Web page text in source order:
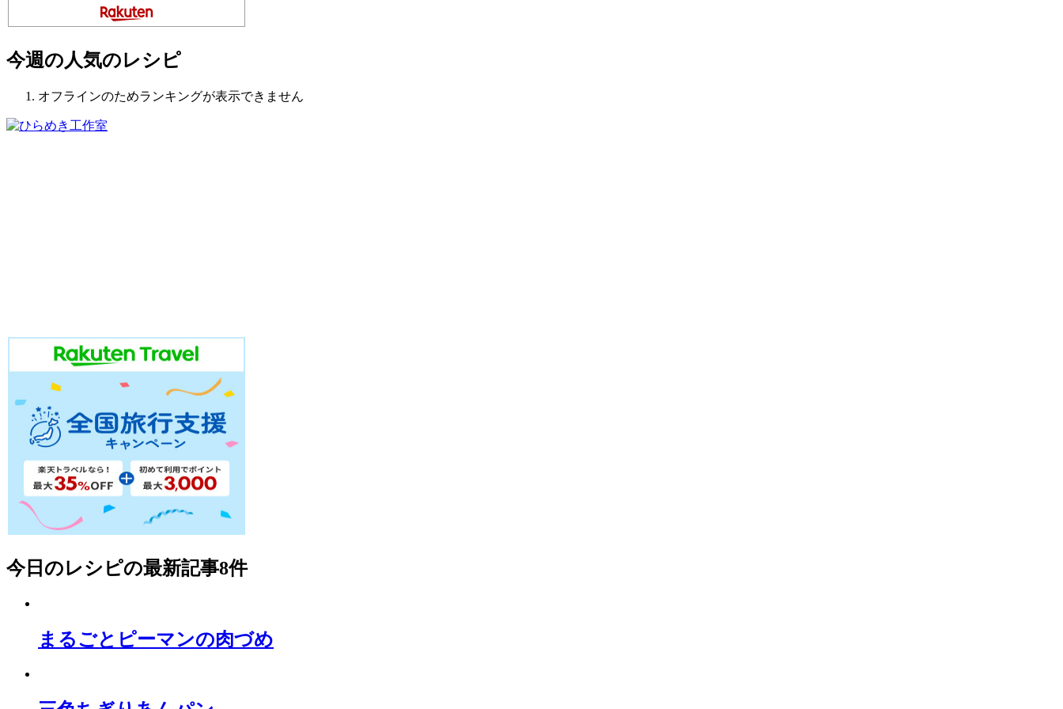
今週の人気のレシピ
オフラインのためランキングが表示できません
今日のレシピの最新記事8件
まるごとピーマンの肉づめ